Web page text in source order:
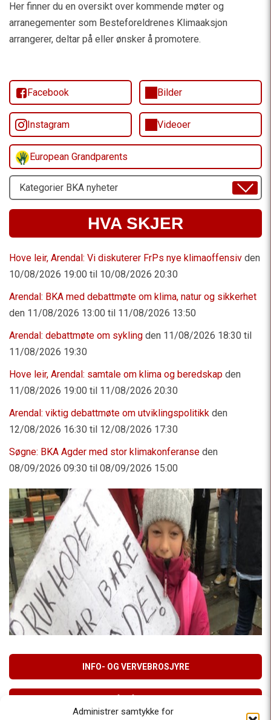
Administrer samtykke for
Her finner du en oversikt over kommende møter og
arranegementer som Besteforeldrenes Klimaaksjon
arrangerer, deltar på eller ønsker å promotere.
Facebook Bilder
Instagram Videoer
European Grandparents
Velg
Emne
HVA SKJER
Hove leir, Arendal: Vi diskuterer FrPs nye klimaoffensiv den
10/08/2026 19:00 til 10/08/2026 20:30
Arendal: BKA med debattmøte om klima, natur og sikkerhet
den 11/08/2026 13:00 til 11/08/2026 13:50
Arendal: debattmøte om sykling den 11/08/2026 18:30 til
11/08/2026 19:30
Hove leir, Arendal: samtale om klima og beredskap den
11/08/2026 19:00 til 11/08/2026 20:30
Arendal: viktig debattmøte om utviklingspolitikk den
12/08/2026 16:30 til 12/08/2026 17:30
Søgne: BKA Agder med stor klimakonferanse den
08/09/2026 09:30 til 08/09/2026 15:00
INFO- OG VERVEBROSJYRE